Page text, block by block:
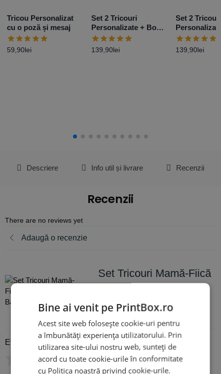
Tricou Personalizat
cu o poză și mesaj
59,90lei
Set 2 Tricouri
Personalizate + Body
– Primul Paște Baby
Girl
139,90lei
Set 2
– Primul
Boy
139,90lei
Descriere Info util și livrare Recenzii
Recenzii
There are no reviews yet
Adaugă o recenzie
Set Tricouri Mamă-Fiică
Low
Evaluare
0/5
Bine ai venit pe PrintBox.ro
Acest site web folosește cookie-uri pentru
a îmbunătăți experiența utilizatorului. Prin
utilizarea site-ului nostru web, sunteți de
acord cu toate cookie-urile în conformitate
cu Politica noastră privind cookie-urile.